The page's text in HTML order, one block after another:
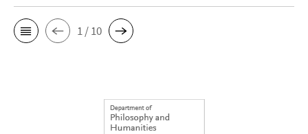
1 / 10